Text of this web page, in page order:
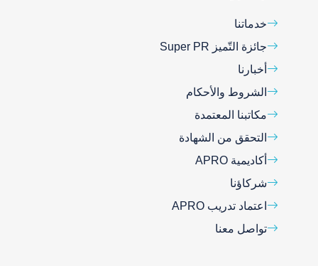
خدماتنا
جائزة التّميز Super PR
أخبارنا
الشروط والأحكام
مكاتبنا المعتمدة
التحقق من الشهادة
أكاديمية APRO
شركاؤنا
اعتماد تدريب APRO
تواصل معنا